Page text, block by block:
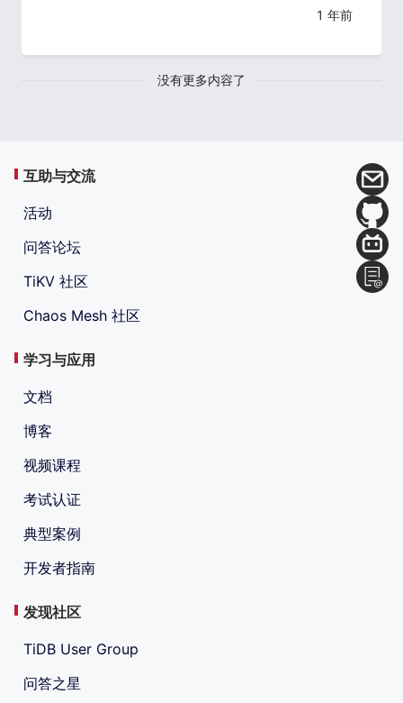
1 年前
没有更多内容了
互助与交流
活动
问答论坛
TiKV 社区
Chaos Mesh 社区
学习与应用
文档
博客
视频课程
考试认证
典型案例
开发者指南
发现社区
TiDB User Group
问答之星